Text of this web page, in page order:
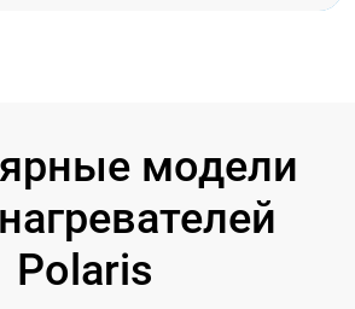
модели
Polaris